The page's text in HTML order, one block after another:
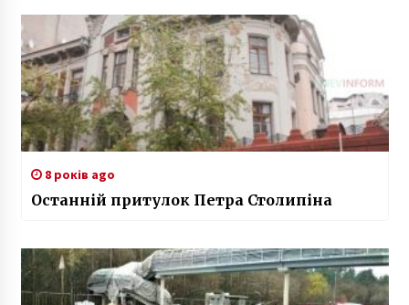
8 років ago
Останній притулок Петра Столипіна